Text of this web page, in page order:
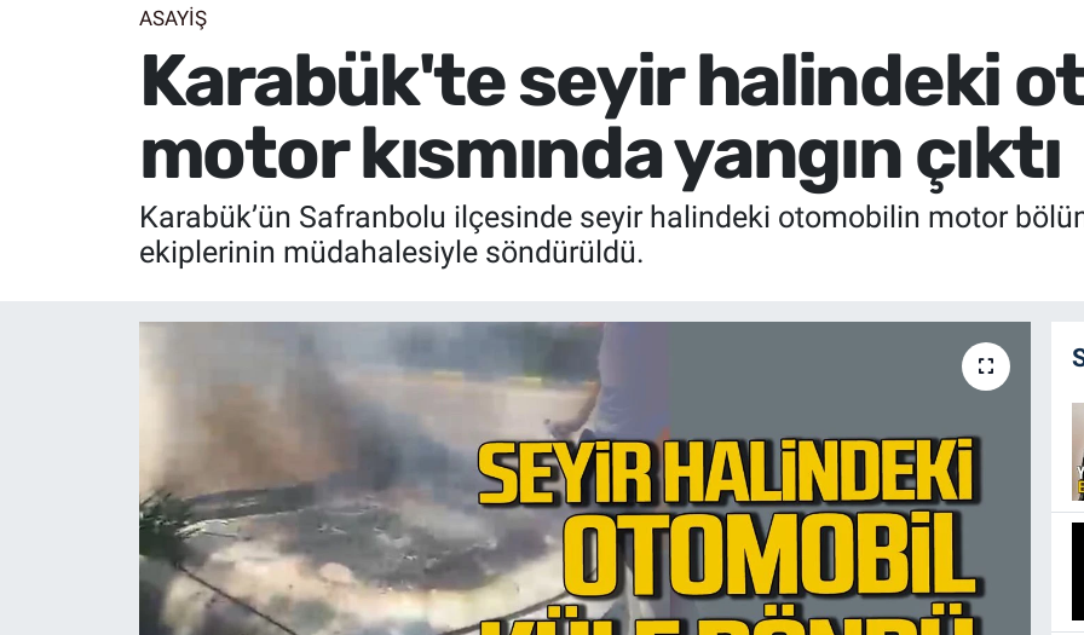
ASAYİŞ
Karabük'te seyir halindeki
motor kısmında yangın çıktı
Karabük’ün Safranbolu ilçesinde seyir halindeki otomobilin motor
ekiplerinin müdahalesiyle söndürüldü.